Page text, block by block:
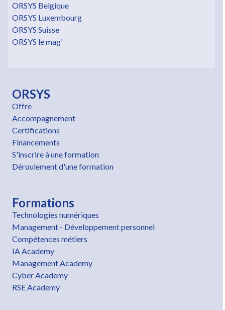
ORSYS Belgique
ORSYS Luxembourg
ORSYS Suisse
ORSYS le mag'
ORSYS
Offre
Accompagnement
Certifications
Financements
S'inscrire à une formation
Déroulement d'une formation
Formations
Technologies numériques
Management - Développement personnel
Compétences métiers
IA Academy
Management Academy
Cyber Academy
RSE Academy